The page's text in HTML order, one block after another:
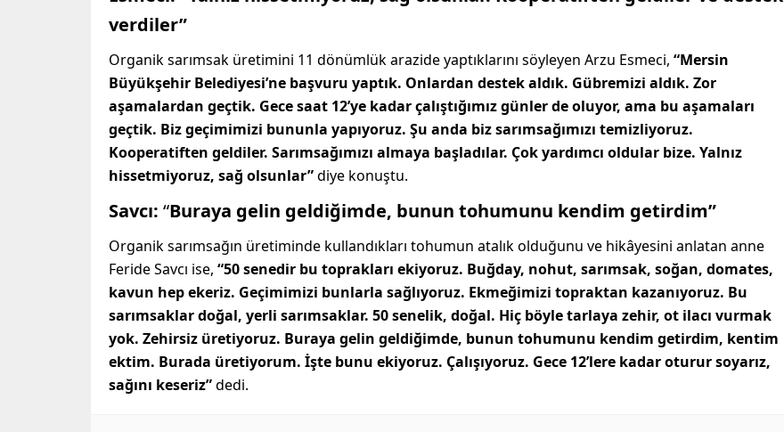
verdiler”
Organik sarımsak üretimini 11 dönümlük arazide yaptıklarını söyleyen Arzu Esmeci, “Mersin
Büyükşehir Belediyesi’ne başvuru yaptık. Onlardan destek aldık. Gübremizi aldık. Zor
aşamalardan geçtik. Gece saat 12’ye kadar çalıştığımız günler de oluyor, ama bu aşamaları
geçtik. Biz geçimimizi bununla yapıyoruz. Şu anda biz sarımsağımızı temizliyoruz.
Kooperatiften geldiler. Sarımsağımızı almaya başladılar. Çok yardımcı oldular bize. Yalnız
hissetmiyoruz, sağ olsunlar”diye konuştu.
Savcı: “Buraya gelin geldiğimde, bunun tohumunu kendim getirdim”
Organik sarımsağın üretiminde kullandıkları tohumun atalık olduğunu ve hikâyesini anlatan anne
Feride Savcı ise, “50 senedir bu toprakları ekiyoruz. Buğday, nohut, sarımsak, soğan, domates,
kavun hep ekeriz. Geçimimizi bunlarla sağlıyoruz. Ekmeğimizi topraktan kazanıyoruz. Bu
sarımsaklar doğal, yerli sarımsaklar. 50 senelik, doğal. Hiç böyle tarlaya zehir, ot ilacı vurmak
yok. Zehirsiz üretiyoruz. Buraya gelin geldiğimde, bunun tohumunu kendim getirdim, kentim
ektim. Burada üretiyorum. İşte bunu ekiyoruz. Çalışıyoruz. Gece 12’lere kadar oturur soyarız,
sağını keseriz”dedi.